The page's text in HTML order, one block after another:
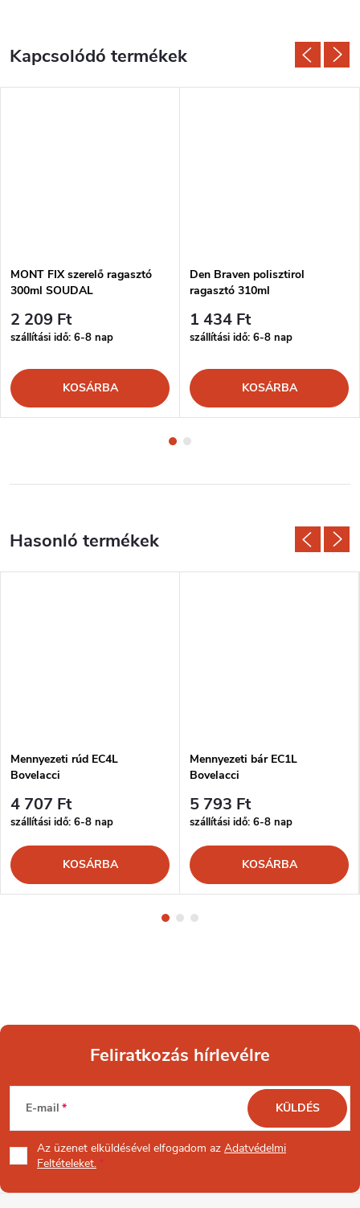
Kapcsolódó termékek
MONT FIX szerelő ragasztó
300ml SOUDAL
2 209 Ft
szállítási idő: 6-8 nap
KOSÁRBA
Den Braven polisztirol
ragasztó 310ml
1 434 Ft
szállítási idő: 6-8 nap
KOSÁRBA
Mennyezeti rúd EC4L
Bovelacci
4 707 Ft
szállítási idő: 6-8 nap
KOSÁRBA
Mennyezeti bár EC1L
Bovelacci
5 793 Ft
szállítási idő: 6-8 nap
KOSÁRBA
L
á
b
Feliratkozás hírlevélre
E-mail
Az üzenet elküldésével elfogadom az Adatvédelmi
Feltételeket.
KÜLDÉS